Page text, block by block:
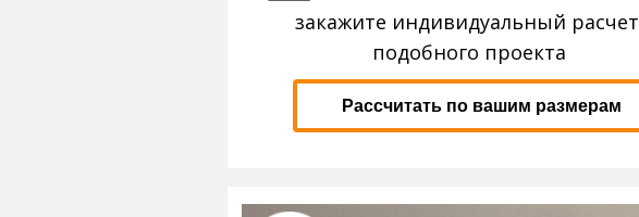
закажите индивидуальный расчет
подобного проекта
Рассчитать по вашим размерам